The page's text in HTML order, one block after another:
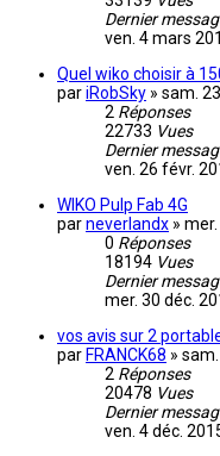
Dernier
ven. 4 mars
Quel wiko choisir à
pariRobSky » sam.
2 Réponses
22733 Vues
Dernier
ven. 26 févr.
WIKO Pulp Fab 4G
parneverlandx »
0 Réponses
18194 Vues
Dernier
mer. 30 déc.
vos avis sur 2
par FRANCK68 »
2 Réponses
20478 Vues
Dernier
ven. 4 déc.